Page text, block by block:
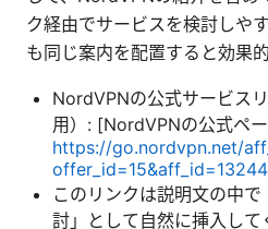
ク経由でサービスを検討しや
も同じ案内を配置すると効果的
NordVPNの公式サービス
用）: [NordVPNの公式ペ
https://go.nordvpn.net/
このリンクは説明文の中で
討」として自然に挿入して